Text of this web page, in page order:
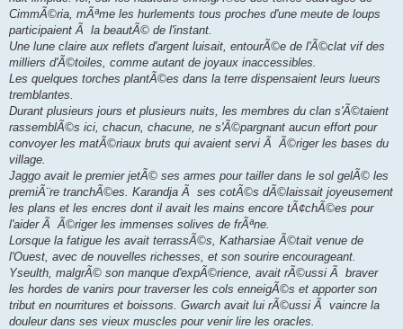
g
CimmÃ©ria, mÃªme les hurlements tous proches d'une meute de loups
participaient Ã la beautÃ© de l'instant.
Une lune claire aux reflets d'argent luisait, entourÃ©e de l'Ã©clat vif des
milliers d'Ã©toiles, comme autant de joyaux inaccessibles.
Les quelques torches plantÃ©es dans la terre dispensaient leurs lueurs
tremblantes.
Durant plusieurs jours et plusieurs nuits, les membres du clan s'Ã©taient
rassemblÃ©s ici, chacun, chacune, ne s'Ã©pargnant aucun effort pour
convoyer les matÃ©riaux bruts qui avaient servi Ã Ã©riger les bases du
village.
Jaggo avait le premier jetÃ© ses armes pour tailler dans le sol gelÃ© les
premiÃ¨re tranchÃ©es. Karandja Ã ses cotÃ©s dÃ©laissait joyeusement
les plans et les encres dont il avait les mains encore tÃ¢chÃ©es pour
l'aider Ã Ã©riger les immenses solives de frÃªne.
Lorsque la fatigue les avait terrassÃ©s, Katharsiae Ã©tait venue de
l'Ouest, avec de nouvelles richesses, et son sourire encourageant.
Yseulth, malgrÃ© son manque d'expÃ©rience, avait rÃ©ussi Ã braver
les hordes de vanirs pour traverser les cols enneigÃ©s et apporter son
tribut en nourritures et boissons. Gwarch avait lui rÃ©ussi Ã vaincre la
douleur dans ses vieux muscles pour venir lire les oracles.